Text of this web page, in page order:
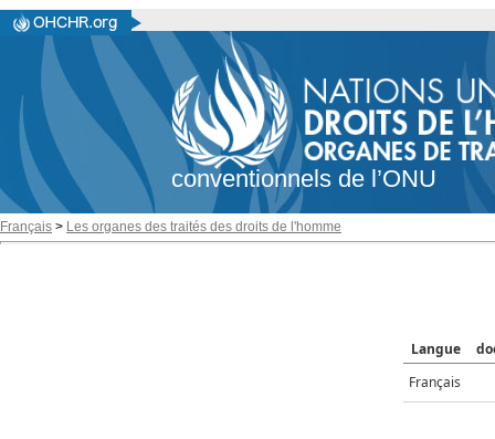
conventionnels de l’ONU
Français > Les organes des traités des droits de l'homme
Langue
Français